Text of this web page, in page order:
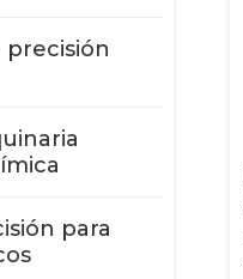
precisión
para